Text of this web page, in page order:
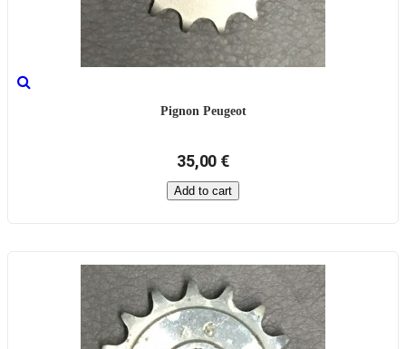
Pignon Peugeot
35,00 €
Add to cart